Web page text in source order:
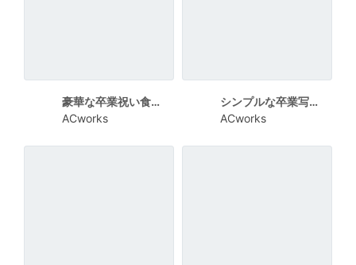
豪華な卒業祝い食事プラン案内チラシ
ACworks
シンプルな卒業写真撮影案内チラシ
ACworks